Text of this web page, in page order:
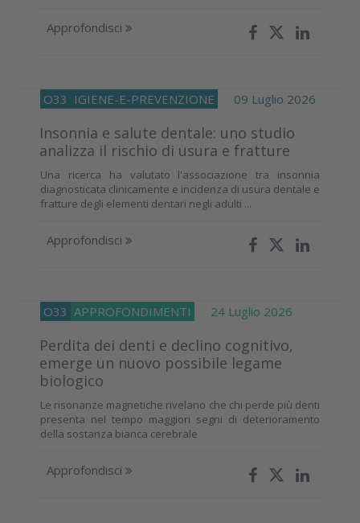
Approfondisci
O33 IGIENE-E-PREVENZIONE 09 Luglio 2026
Insonnia e salute dentale: uno studio
analizza il rischio di usura e fratture
Una ricerca ha valutato l'associazione tra insonnia
diagnosticata clinicamente e incidenza di usura dentale e
fratture degli elementi dentari negli adulti ...
Approfondisci
O33 APPROFONDIMENTI 24 Luglio 2026
Perdita dei denti e declino cognitivo,
emerge un nuovo possibile legame
biologico
Le risonanze magnetiche rivelano che chi perde più denti
presenta nel tempo maggiori segni di deterioramento
della sostanza bianca cerebrale
Approfondisci